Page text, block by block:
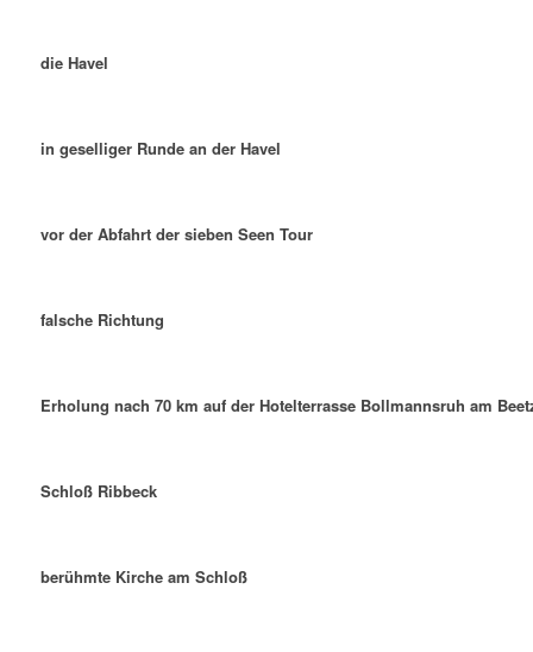
die Havel
in geselliger Runde an der Havel
vor der Abfahrt der sieben Seen Tour
falsche Richtung
Erholung nach 70 km auf der Hotelterrasse Bollmannsruh am
Schloß Ribbeck
berühmte Kirche am Schloß